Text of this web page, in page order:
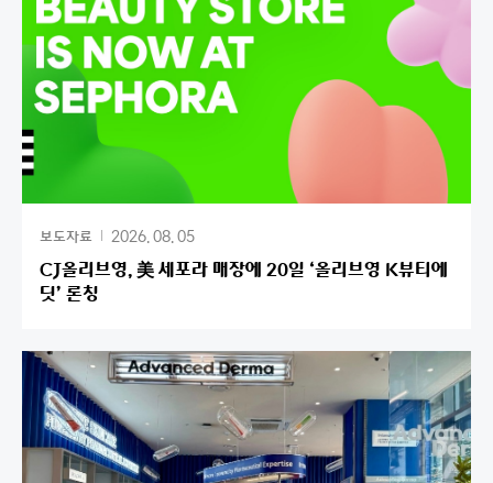
보도자료 2026. 08. 05
CJ올리브영, 美 세포라 매장에 20일 ‘올리브영 K뷰티에
딧’ 론칭